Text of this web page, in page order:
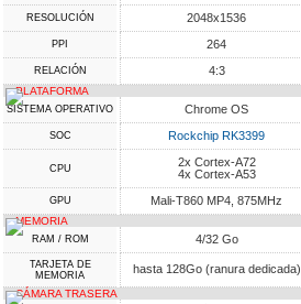
RESOLUCIÓN 2048x1536
PPI 264
RELACIÓN 4:3
PLATAFORMA
SISTEMA OPERATIVO Chrome OS
SOC Rockchip RK3399
CPU
2x Cortex-A72
4x Cortex-A53
GPU Mali-T860 MP4, 875MHz
MEMORIA
RAM / ROM 4/32 Go
TARJETA DE
MEMORIA
hasta 128Go (ranura dedicada)
CÁMARA TRASERA